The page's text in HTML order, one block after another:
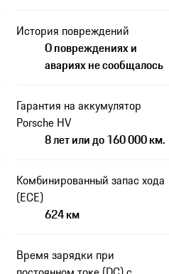
История повреждений
О повреждениях и
авариях не сообщалось
Гарантия на аккумулятор
Porsche HV
8 лет или до 160 000 км.
Комбинированный запас хода
(ECE)
624 км
Время зарядки при